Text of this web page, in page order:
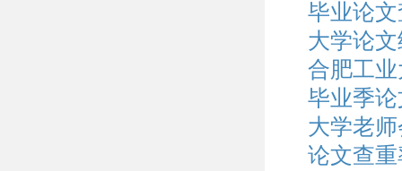
毕业论
大学论
合肥工
毕业季
大学老
论文查